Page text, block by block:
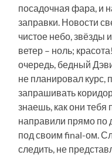
посадочная фара, и
заправки. Новости
чистое небо, звёзды
ветер – ноль;
очередь, бедный
не планировал курс,
запрашивать
знаешь, как они тебя
направили прямо по
под своим final-ом.
следить, не